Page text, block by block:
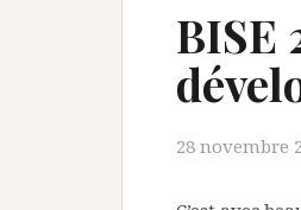
BISE
28 novembre